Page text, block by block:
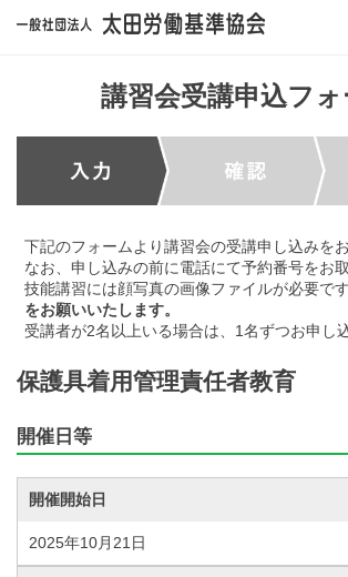
講習会受講申込フォ
下記のフォームより講習会の受講申し込みを
なお、申し込みの前に電話にて予約番号をお
技能講習には顔写真の画像ファイルが必要です
をお願いいたします。
受講者が2名以上いる場合は、1名ずつお申し
保護具着用管理責任者教育
開催日等
開催開始日
2025年10月21日